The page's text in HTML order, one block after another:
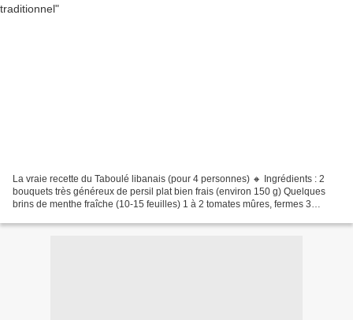
La vraie recette du Taboulé libanais (pour 4 personnes) 🔸 Ingrédients : 2
bouquets très généreux de persil plat bien frais (environ 150 g) Quelques
brins de menthe fraîche (10-15 feuilles) 1 à 2 tomates mûres, fermes 3